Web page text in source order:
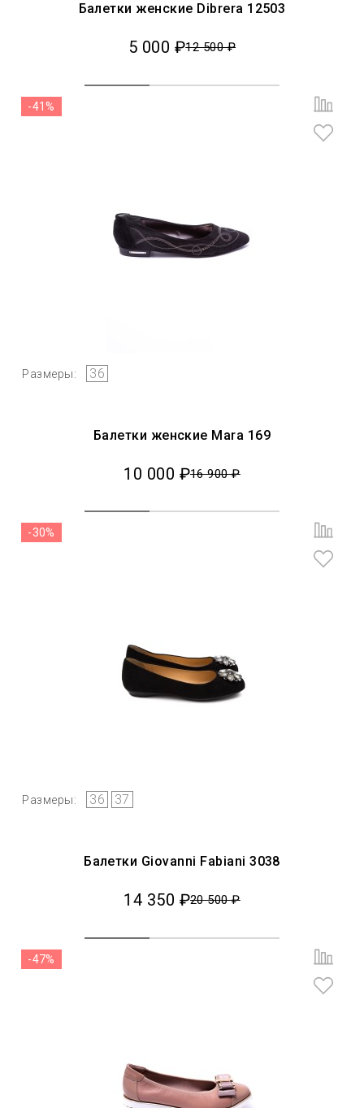
Балетки женские Dibrera 12503
5 000 ₽12 500 ₽
Размеры: 36
-41%
Балетки женские Mara 169
10 000 ₽16 900 ₽
Размеры: 36 37
-30%
Балетки Giovanni Fabiani 3038
14 350 ₽20 500 ₽
-47%